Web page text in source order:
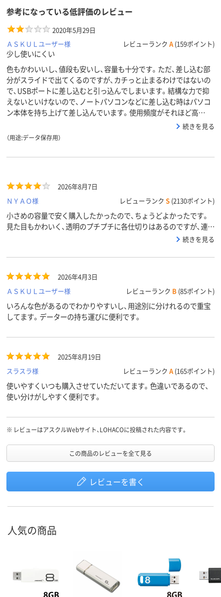
参考になっている低評価のレビュー
2020年5月29日
ＡＳＫＵＬユーザー様
レビューランク A (159ポイント)
少し使いにくい
色もかわいいし、値段も安いし、容量も十分です。ただ、差し込む部
分がスライドで出てくるのですが、カチっと止まるわけではないの
で、USBポートに差し込むと引っ込んでしまいます。結構な力で抑
えないといけないので、ノートパソコンなどに差し込む時はパソコ
ン本体を持ち上げて差し込んでいます。使用頻度がそれほど高…
続きを見る
（用途:データ保存用）
2026年8月7日
ＮＹＡＯ様
レビューランク S (2130ポイント)
小さめの容量で安く購入したかったので、ちょうどよかったです。
見た目もかわいく、透明のプチプチに各仕切りはあるのですが、連な
続きを見る
2026年4月3日
ＡＳＫＵＬユーザー様
レビューランク B (85ポイント)
いろんな色があるのでわかりやすいし、用途別に分けれるので重宝
してます。データーの持ち運びに便利です。
2025年8月19日
スラスラ様
レビューランク A (165ポイント)
使いやすくいつも購入させていただいてます。色違いであるので、
使い分けがしやすく便利です。
※ レビューはアスクルWebサイト、LOHACOに投稿された内容です。
この商品のレビューを全て見る
レビューを書く
人気の商品